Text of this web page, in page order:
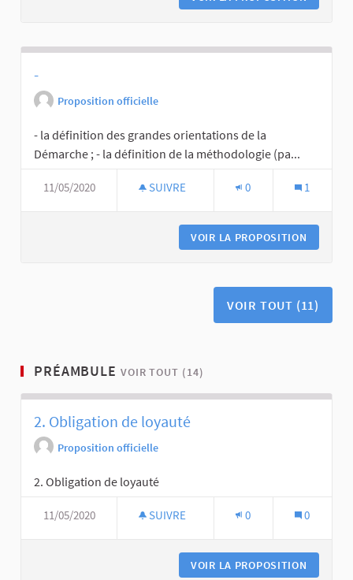
-
Proposition officielle
- la définition des grandes orientations de la
Démarche ; - la définition de la méthodologie (pa...
11/05/2020 SUIVRE 0 1
VOIR LA PROPOSITION
VOIR TOUT (11)
PRÉAMBULE VOIR TOUT (14)
2. Obligation de loyauté
Proposition officielle
2. Obligation de loyauté
11/05/2020 SUIVRE 0 0
VOIR LA PROPOSITION